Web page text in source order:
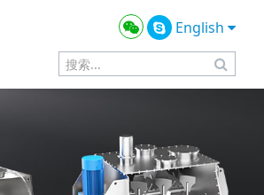
English